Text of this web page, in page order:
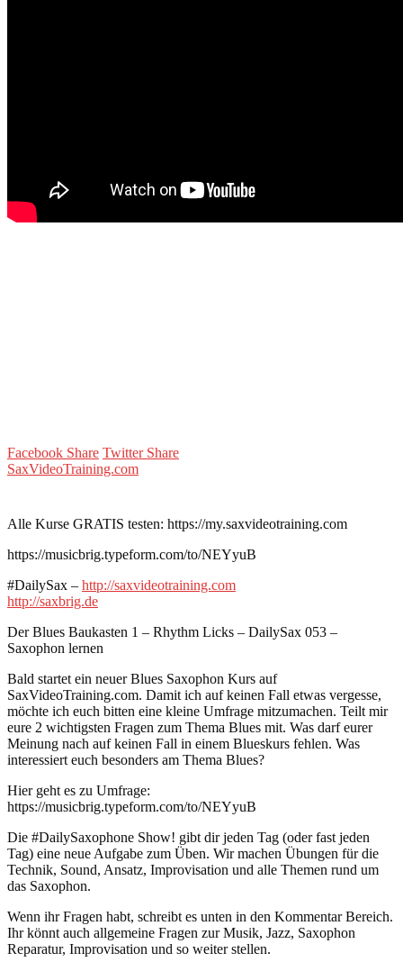
Facebook Share Twitter Share
SaxVideoTraining.com
Alle Kurse GRATIS testen: https://my.saxvideotraining.com
https://musicbrig.typeform.com/to/NEYyuB
#DailySax – http://saxvideotraining.com
http://saxbrig.de
Der Blues Baukasten 1 – Rhythm Licks – DailySax 053 –
Saxophon lernen
Bald startet ein neuer Blues Saxophon Kurs auf
SaxVideoTraining.com. Damit ich auf keinen Fall etwas vergesse,
möchte ich euch bitten eine kleine Umfrage mitzumachen. Teilt mir
eure 2 wichtigsten Fragen zum Thema Blues mit. Was darf eurer
Meinung nach auf keinen Fall in einem Blueskurs fehlen. Was
interessiert euch besonders am Thema Blues?
Hier geht es zu Umfrage:
https://musicbrig.typeform.com/to/NEYyuB
Die #DailySaxophone Show! gibt dir jeden Tag (oder fast jeden
Tag) eine neue Aufgabe zum Üben. Wir machen Übungen für die
Technik, Sound, Ansatz, Improvisation und alle Themen rund um
das Saxophon.
Wenn ihr Fragen habt, schreibt es unten in den Kommentar Bereich.
Ihr könnt auch allgemeine Fragen zur Musik, Jazz, Saxophon
Reparatur, Improvisation und so weiter stellen.